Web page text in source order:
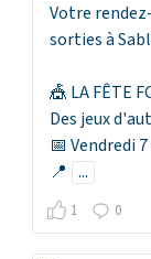
Votre
sorties à
🎪 LA FÊTE
Des jeux
📅 Vendredi
📍 ...
1 0